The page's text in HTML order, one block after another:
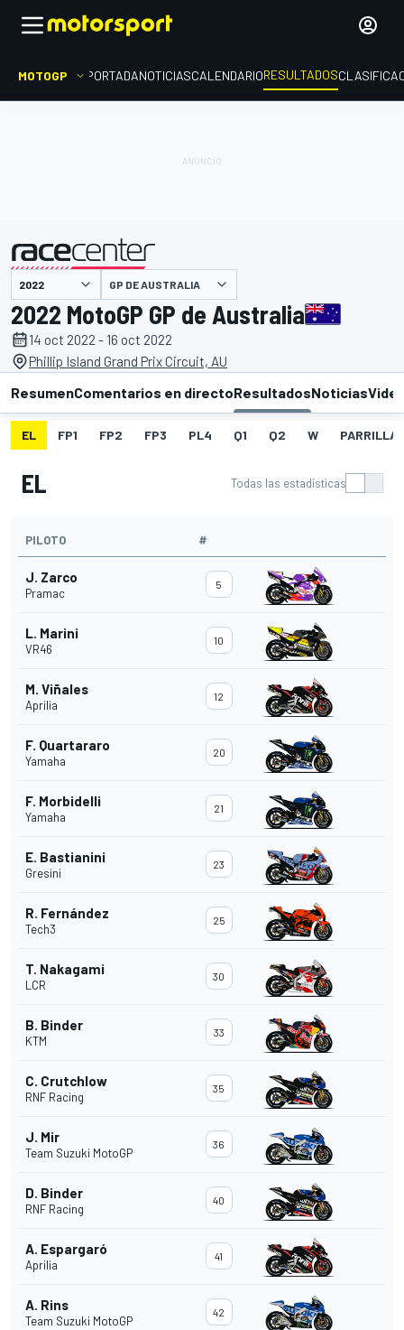
MOTOGP PORTADANOTICIASCALENDARIORESULTADOS
presentado por GP DE AUSTRALIA
2022 MotoGP GP de Australia
14 oct 2022 - 16 oct 2022
Phillip Island Grand Prix Circuit, AU
ResumenComentarios en directoResultadosNoticias
EL FP1 FP2 FP3 PL4 Q1 Q2 W PARRILLA
EL Todas las estadísticas
PILOTO #
J. Zarco
Pramac
5
L. Marini
VR46
10
M. Viñales
Aprilia
12
F. Quartararo
Yamaha
20
F. Morbidelli
Yamaha
21
E. Bastianini
Gresini
23
R. Fernández
Tech3
25
T. Nakagami
LCR
30
B. Binder
KTM
33
C. Crutchlow
RNF Racing
35
J. Mir
Team Suzuki MotoGP
36
D. Binder
RNF Racing
40
A. Espargaró
Aprilia
41
A. Rins
Team Suzuki MotoGP
42